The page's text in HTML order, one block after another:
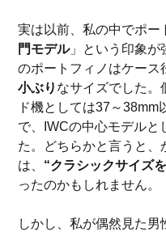
実は以前、私の中でポー
門モデル」という印象が
のポートフィノはケース
小ぶり なサイズでした。
ド機としては37～
で、IWCの中心モデルと
た。どちらかと言うと、
は、 “クラシックサイズ
ったのかもしれません。
しかし、私が偶然見た